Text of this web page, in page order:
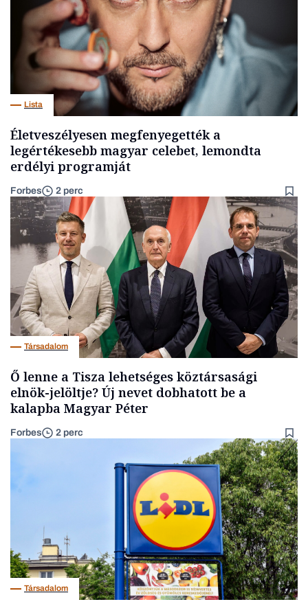
Lista
Életveszélyesen megfenyegették a
legértékesebb magyar celebet, lemondta
erdélyi programját
Forbes 2 perc
Társadalom
Ő lenne a Tisza lehetséges köztársasági
elnök-jelöltje? Új nevet dobhatott be a
kalapba Magyar Péter
Forbes 2 perc
Társadalom